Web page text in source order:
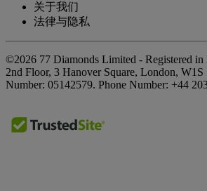
联系我们
常见问题
交货和退货
税费计算器
关于我们
我们的故事
我们的承诺
法律与隐私
隐私政策
Cookie政策
《条款和条件》
©2026 77 Diamonds Limited - Registered in
2nd Floor, 3 Hanover Square, London,
Number: 05142579. Phone Number: +44